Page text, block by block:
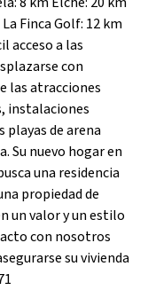
Finca Golf: 12 km
acceso a las
con
las atracciones
instalaciones
playas de arena
Su nuevo hogar en
una residencia
propiedad de
un valor y un estilo
con nosotros
su vivienda